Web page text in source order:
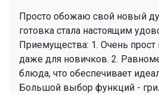
Просто обожаю свой новый
готовка стала настоящим
Приемущества: 1. Очень прост
даже для новичков. 2.
блюда, что обеспечивает
Большой выбор функций -